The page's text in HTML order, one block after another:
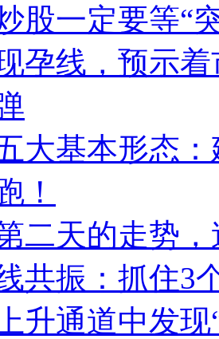
股一定要等“
孕线，预示
大基本形态
！
二天的走势
共振：抓住3
升通道中发